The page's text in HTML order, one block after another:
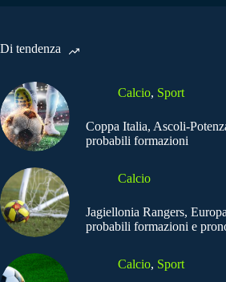
Di tendenza
Calcio, Sport
Coppa Italia, Ascoli-
probabili formazioni
Calcio
Jagiellonia Rangers,
probabili formazioni e
Calcio, Sport